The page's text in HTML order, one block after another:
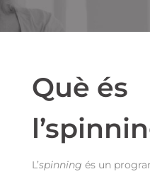
Què és
L’spinning és un